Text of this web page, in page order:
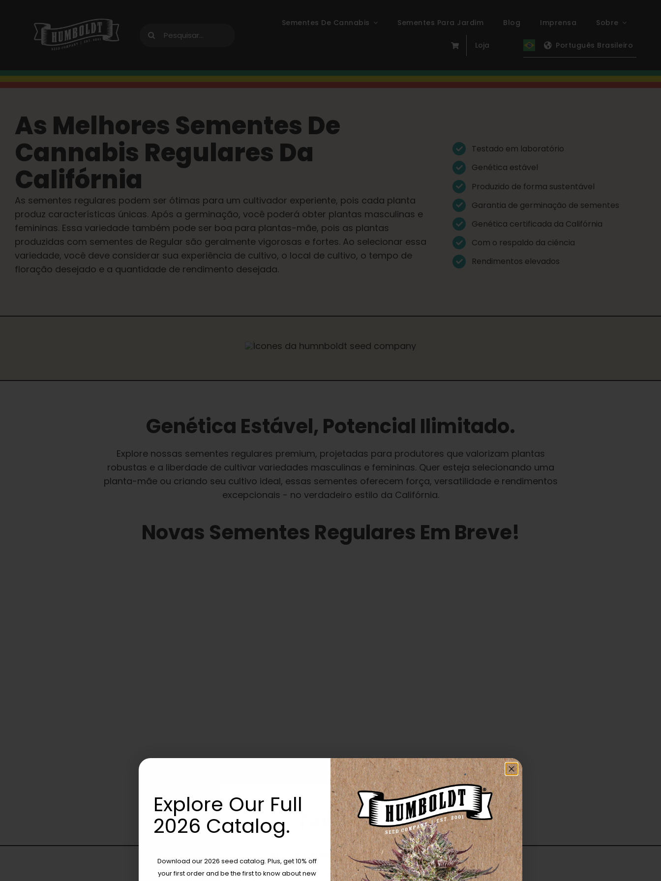
conteúdo
Procurar
Sementes De Cannabis Sementes Para Jardim Blog Imprensa Sobre
Loja Português Brasileiro
As Melhores Sementes De
Cannabis Regulares Da
Califórnia
As sementes regulares podem ser ótimas para um cultivador experiente, pois cada planta
produz características únicas. Após a germinação, você poderá obter plantas masculinas e
femininas. Essa variedade também pode ser boa para plantas-mãe, pois as plantas
produzidas com sementes de Regular são geralmente vigorosas e fortes. Ao selecionar essa
variedade, você deve considerar sua experiência de cultivo, o local de cultivo, o tempo de
floração desejado e a quantidade de rendimento desejada.
Testado em laboratório
Genética estável
Produzido de forma sustentável
Garantia de germinação de sementes
Genética certificada da Califórnia
Com o respaldo da ciência
Rendimentos elevados
Genética Estável, Potencial Ilimitado.
Explore nossas sementes regulares premium, projetadas para produtores que valorizam plantas
robustas e a liberdade de cultivar variedades masculinas e femininas. Quer esteja selecionando uma
planta-mãe ou criando seu cultivo ideal, essas sementes oferecem força, versatilidade e rendimentos
excepcionais - no verdadeiro estilo da Califórnia.
Novas Sementes Regulares Em Breve!
ideais para produtores experientes que buscam plantas fortes e
vigorosas com versatilidade.
Are You Aged 18 Or Over?
The content and products of our website is reserved for
Explore Our Full
2026 Catalog.
Download our 2026 seed catalog. Plus, get 10% off
your first order and be the first to know about new